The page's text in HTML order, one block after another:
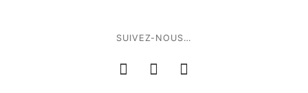
SUIVEZ-NOUS…